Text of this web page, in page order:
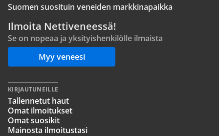
Suomen suosituin veneiden markkinapaikka
Ilmoita Nettiveneessä!
Se on nopeaa ja yksityishenkilölle ilmaista
Myy veneesi
KIRJAUTUNEILLE
Tallennetut haut
Omat ilmoitukset
Omat suosikit
Mainosta ilmoitustasi